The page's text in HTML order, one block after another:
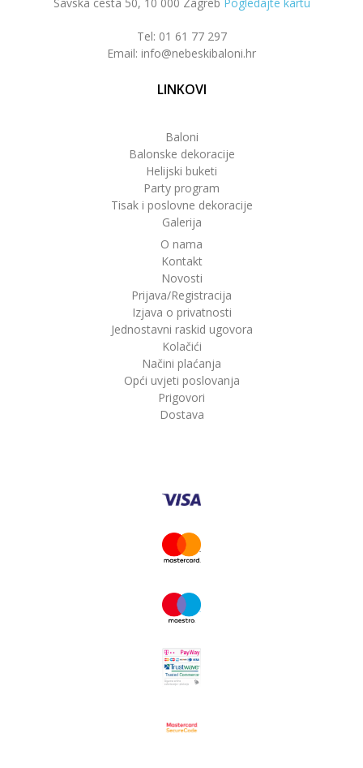
Tel: 01 61 77 297
Email: info@nebeskibaloni.hr
LINKOVI
Baloni
Balonske dekoracije
Helijski buketi
Party program
Tisak i poslovne dekoracije
Galerija
O nama
Kontakt
Novosti
Prijava/Registracija
Izjava o privatnosti
Jednostavni raskid ugovora
Kolačići
Načini plaćanja
Opći uvjeti poslovanja
Prigovori
Dostava